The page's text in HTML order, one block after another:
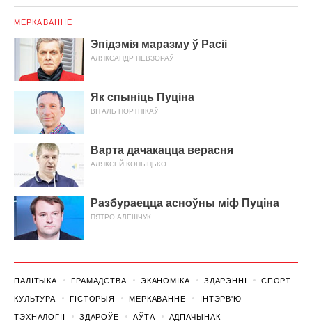
МЕРКАВАННЕ
Эпідэмія маразму ў Расіі
АЛЯКСАНДР НЕВЗОРАЎ
Як спыніць Пуціна
ВІТАЛЬ ПОРТНІКАЎ
Варта дачакацца верасня
АЛЯКСЕЙ КОПЫЦЬКО
Разбураецца асноўны міф Пуціна
ПЯТРО АЛЕШЧУК
ПАЛІТЫКА ГРАМАДСТВА ЭКАНОМІКА ЗДАРЭННI СПОРТ
КУЛЬТУРА ГІСТОРЫЯ МЕРКАВАННЕ ІНТЭРВ'Ю
ТЭХНАЛОГІІ ЗДАРОЎЕ АЎТА АДПАЧЫНАК